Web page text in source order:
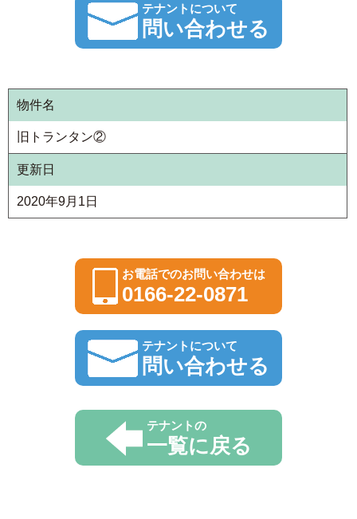
テナントについて
問い合わせる
物件名
旧トランタン②
更新日
2020年9月1日
お電話でのお問い合わせは
0166-22-0871
テナントについて
問い合わせる
テナントの
一覧に戻る